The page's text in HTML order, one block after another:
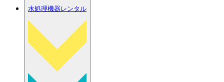
水処理機器レンタル